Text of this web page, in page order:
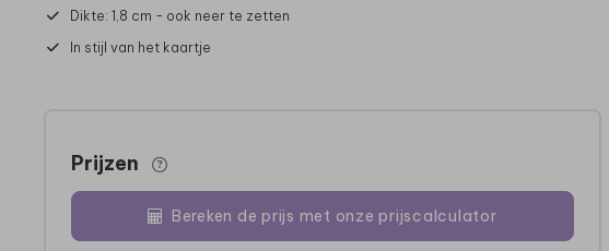
Dikte: 1,8 cm - ook neer te zetten
In stijl van het kaartje
Prijzen
Bereken de prijs met onze prijscalculator